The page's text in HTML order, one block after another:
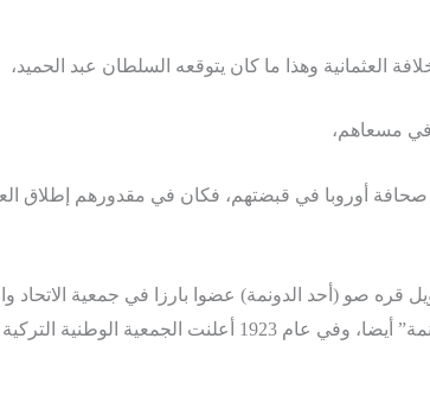
العثمانية وهذا ما كان يتوقعه السلطان عبد الحميد،
في مسعاهم،
صحافة أوروبا في قبضتهم، فكان في مقدورهم إطلاق
بالفعل حيث ساهم يهود “الدونمة” في ثورة 1908، وكان إيمانويل قره صو (أحد
عزله عام 1909، وكان سجن السلطان بعد ذلك في منزل موشيه